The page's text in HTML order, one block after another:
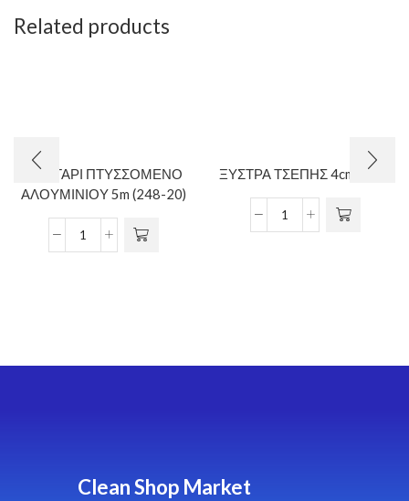
Related products
ΚΟΝΤΑΡΙ ΠΤΥΣΣΟΜΕΝΟ
ΑΛΟΥΜΙΝΙΟΥ 5m (248-20)
ΞΥΣΤΡΑ ΤΣΕΠΗΣ 4cm pullex
Clean Shop Market